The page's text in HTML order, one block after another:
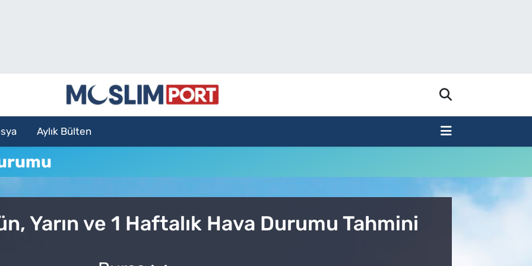
Aylık Bülten
Yarın ve 1 Haftalık Hava Durumu Tahmini